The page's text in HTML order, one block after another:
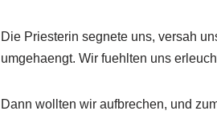
Die Priesterin segnete uns, versah
umgehaengt. Wir fuehlten uns
Dann wollten wir aufbrechen, und